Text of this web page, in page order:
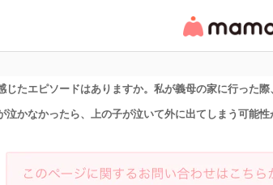
リ・情報サイト
じたエピソードはありますか。私が義母の家に行った
泣かなかったら、上の子が泣いて外に出てしまう可能